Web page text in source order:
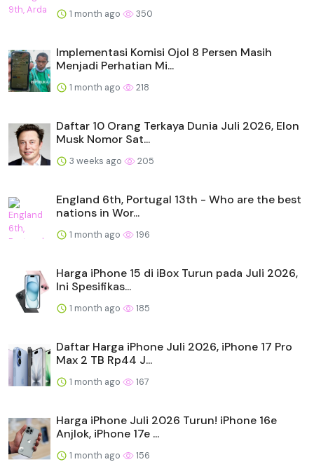
1 month ago 350
Implementasi Komisi Ojol 8 Persen Masih
Menjadi Perhatian Mi...
1 month ago 218
Daftar 10 Orang Terkaya Dunia Juli 2026, Elon
Musk Nomor Sat...
3 weeks ago 205
England 6th, Portugal 13th - Who are the best
nations in Wor...
1 month ago 196
Harga iPhone 15 di iBox Turun pada Juli 2026,
Ini Spesifikas...
1 month ago 185
Daftar Harga iPhone Juli 2026, iPhone 17 Pro
Max 2 TB Rp44 J...
1 month ago 167
Harga iPhone Juli 2026 Turun! iPhone 16e
Anjlok, iPhone 17e ...
1 month ago 156